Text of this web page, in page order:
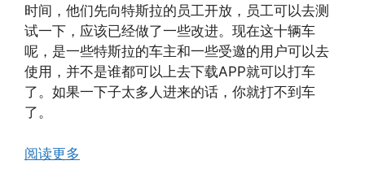
时间，他们先向特斯拉的员工开放，员工可以去测
试一下，应该已经做了一些改进。现在这十辆车
呢，是一些特斯拉的车主和一些受邀的用户可以去
使用，并不是谁都可以上去下载APP就可以打车
了。如果一下子太多人进来的话，你就打不到车
了。
阅读更多